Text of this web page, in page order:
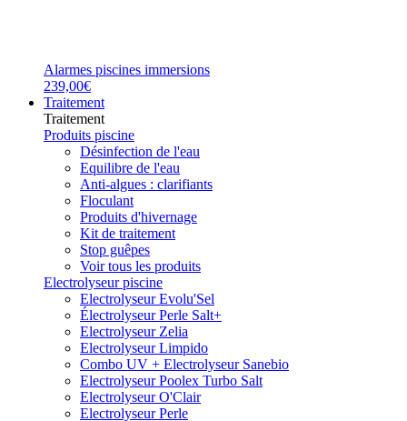
Alarmes piscines immersions
239,00€
Traitement
Traitement
Produits piscine
Désinfection de l'eau
Equilibre de l'eau
Anti-algues : clarifiants
Floculant
Produits d'hivernage
Kit de traitement
Stop guêpes
Voir tous les produits
Electrolyseur piscine
Electrolyseur Evolu'Sel
Électrolyseur Perle Salt+
Electrolyseur Zelia
Electrolyseur Limpido
Combo UV + Electrolyseur Sanebio
Electrolyseur Poolex Turbo Salt
Electrolyseur O'Clair
Electrolyseur Perle